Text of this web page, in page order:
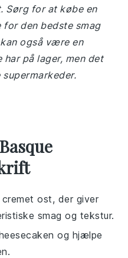
Sørg for at købe en
den bedste smag
også være en
på lager, men det
ost, der giver
smag og tekstur.
og hjælpe